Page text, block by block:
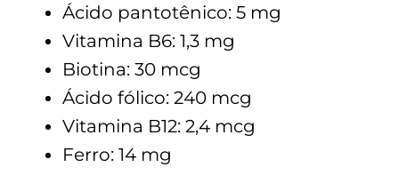
Ácido pantotênico: 5 mg
Vitamina B6: 1,3 mg
Biotina: 30 mcg
Ácido fólico: 240 mcg
Vitamina B12: 2,4 mcg
Ferro: 14 mg